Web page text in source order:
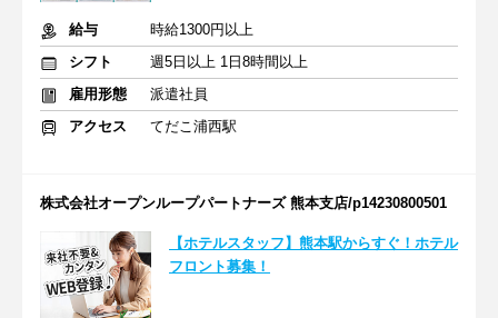
給与
時給1300円以上
シフト
週5日以上 1日8時間以上
雇用形態
派遣社員
アクセス
てだこ浦西駅
株式会社オープンループパートナーズ 熊本支店/p14230800501
【ホテルスタッフ】熊本駅からすぐ！ホテル
フロント募集！